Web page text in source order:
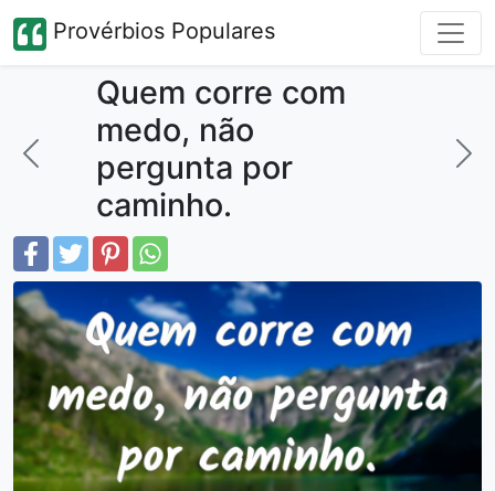
Provérbios Populares
Quem corre com
medo, não
pergunta por
caminho.